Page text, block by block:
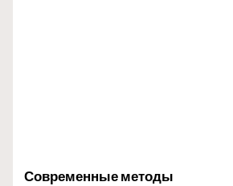
Современные методы